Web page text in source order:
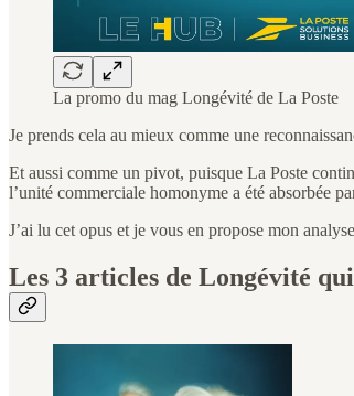
La promo du mag Longévité de La Poste
Je prends cela au mieux comme une
Et aussi comme un pivot, puisque La Poste
l’unité commerciale homonyme a été absorbée
J’ai lu cet opus et je vous en propose mon
Les 3 articles de Longévité